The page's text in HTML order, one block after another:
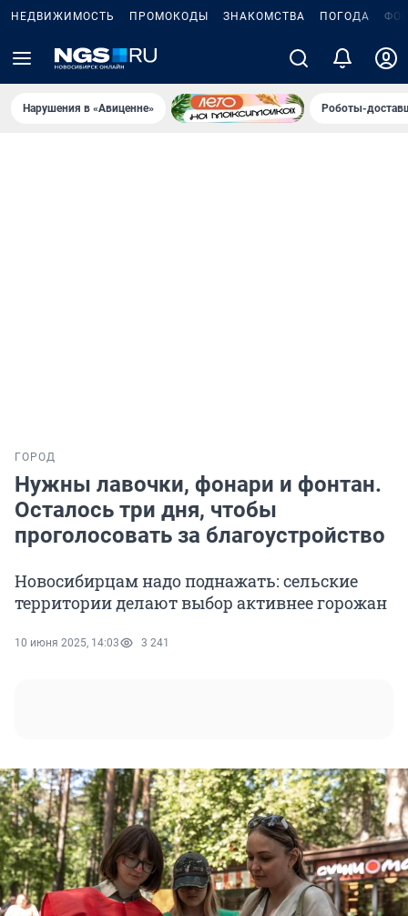
НЕДВИЖИМОСТЬ ПРОМОКОДЫ ЗНАКОМСТВА ПОГОДА
Нарушения в «Авиценне» Роботы-
ГОРОД
Нужны лавочки, фонари и фонтан.
Осталось три дня, чтобы
проголосовать за благоустройство
Новосибирцам надо поднажать: сельские
территории делают выбор активнее горожан
10 июня 2025, 14:03 3 241